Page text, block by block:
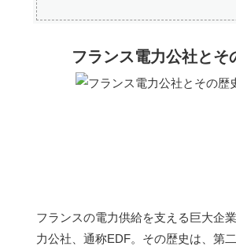
フランス電力公社とそ
フランスの電力供給を支える巨大企
力公社、通称EDF。その歴史は、第